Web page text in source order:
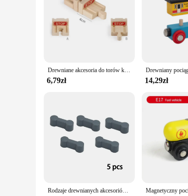
Drewniane akcesoria do torów kolejowych Zabawka montażowa Mostek Światło drogowe Puzzle dla dzieci Model z drewna bukowego do wszystkich pociągów Thomas
6,79zł 14,29zł
Rodzaje drewnianych akcesoriów torowych drewno bukowe pociąg kolejowy złącze torowe zabawki Fit Biro wszystkie marki drewniane tory światła zabawki